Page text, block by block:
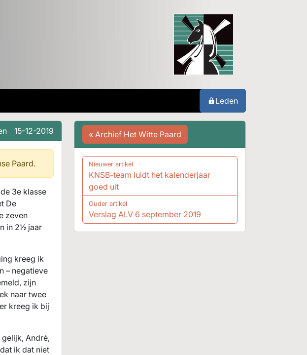
Leden
15-12-2019
Paard.
3e klasse
De
zeven
in 2½ jaar
kreeg ik
– negatieve
zijn
naar twee
kreeg ik bij
André,
ik dat niet
« Archief Het Witte Paard
Nieuwer artikel
KNSB-team luidt het kalenderjaar
goed uit
Ouder artikel
Verslag ALV 6 september 2019